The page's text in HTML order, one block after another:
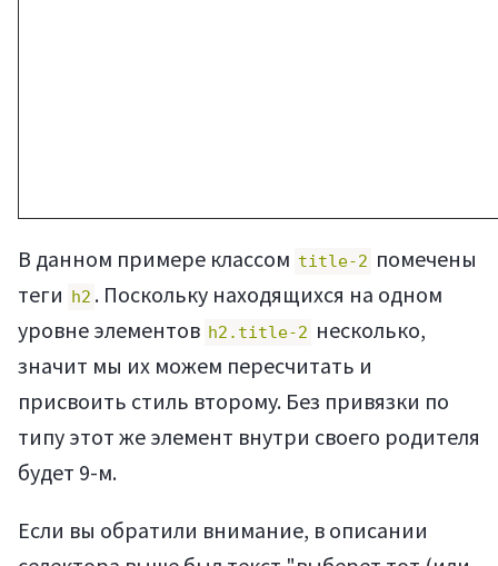
В данном примере классом title-2 помечены
теги h2 . Поскольку находящихся на одном
уровне элементов h2.title-2 несколько,
значит мы их можем пересчитать и
присвоить стиль второму. Без привязки по
типу этот же элемент внутри своего родителя
будет 9-м.
Если вы обратили внимание, в описании